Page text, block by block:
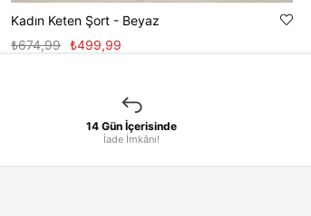
Kadın Keten Şort - Beyaz
₺499,99
₺674,99
14 Gün İçerisinde
İade İmkânı!